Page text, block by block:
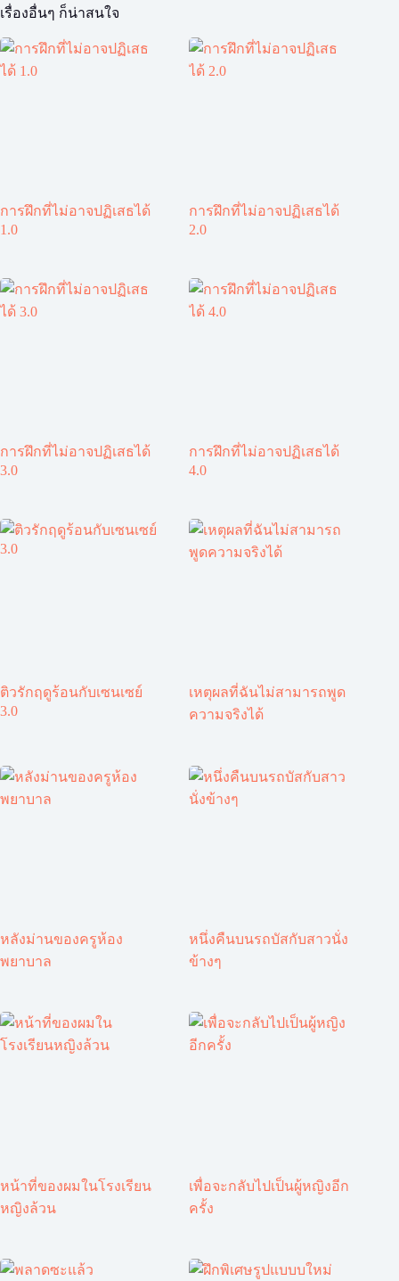
เรื่องอื่นๆ ก็น่าสนใจ
การฝึกที่ไม่อาจปฏิเสธได้
1.0
การฝึกที่ไม่อาจปฏิเสธได้
2.0
การฝึกที่ไม่อาจปฏิเสธได้
3.0
การฝึกที่ไม่อาจปฏิเสธได้
4.0
ติวรักฤดูร้อนกับเซนเซย์
3.0
เหตุผลที่ฉันไม่สามารถพูด
ความจริงได้
หลังม่านของครูห้อง
พยาบาล
หนึ่งคืนบนรถบัสกับสาวนั่ง
ข้างๆ
หน้าที่ของผมในโรงเรียน
หญิงล้วน
เพื่อจะกลับไปเป็นผู้หญิงอีก
ครั้ง